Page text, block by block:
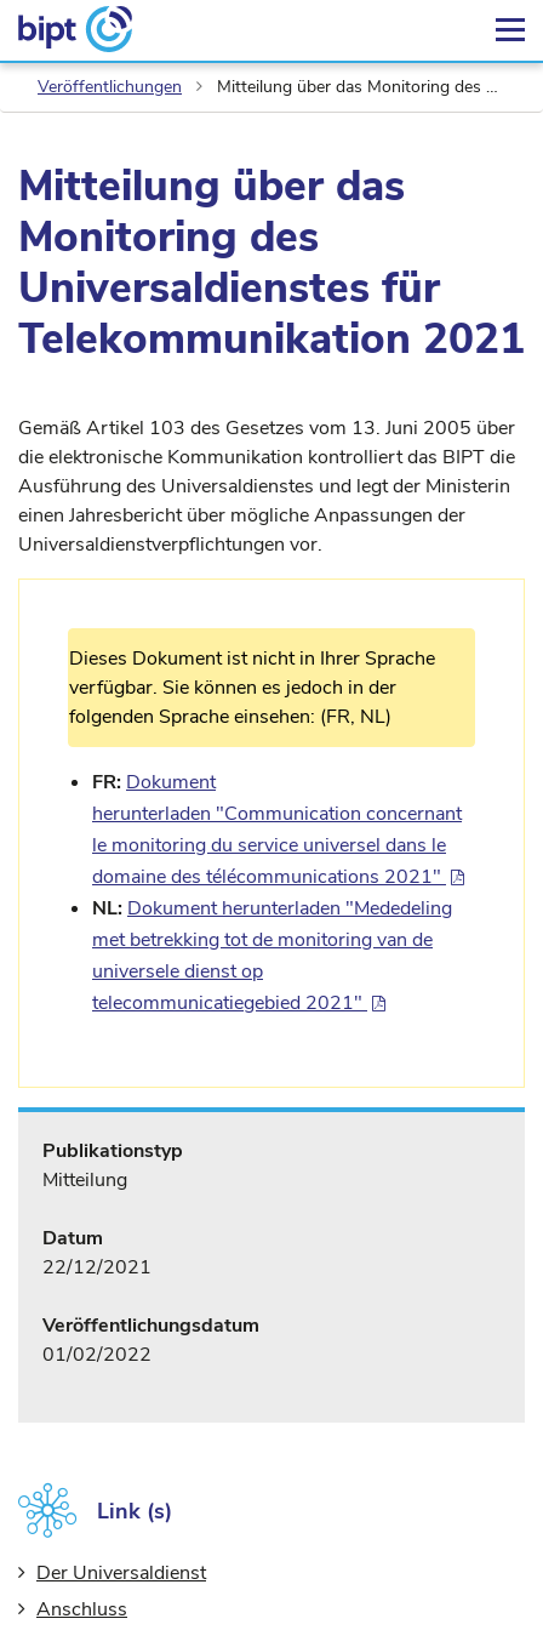
Veröffentlichungen Mitteilung über das Monitoring des Universaldienstes für Telekommunikation 2021
Mitteilung über das
Monitoring des
Universaldienstes für
Telekommunikation 2021
Gemäß Artikel 103 des Gesetzes vom 13. Juni 2005 über
die elektronische Kommunikation kontrolliert das BIPT die
Ausführung des Universaldienstes und legt der Ministerin
einen Jahresbericht über mögliche Anpassungen der
Universaldienstverpflichtungen vor.
Dieses Dokument ist nicht in Ihrer Sprache
verfügbar. Sie können es jedoch in der
folgenden Sprache einsehen: (FR, NL)
FR: Dokument
herunterladen "Communication concernant
le monitoring du service universel dans le
domaine des télécommunications 2021"
NL: Dokument herunterladen "Mededeling
met betrekking tot de monitoring van de
universele dienst op
telecommunicatiegebied 2021"
Publikationstyp
Mitteilung
Datum
22/12/2021
Veröffentlichungsdatum
01/02/2022
Link (s)
Der Universaldienst
Anschluss